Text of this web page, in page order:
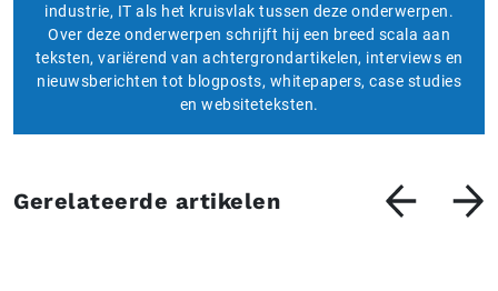
industrie, IT als het kruisvlak tussen deze onderwerpen.
Over deze onderwerpen schrijft hij een breed scala aan
teksten, variërend van achtergrondartikelen, interviews en
nieuwsberichten tot blogposts, whitepapers, case studies
en websiteteksten.
Gerelateerde artikelen